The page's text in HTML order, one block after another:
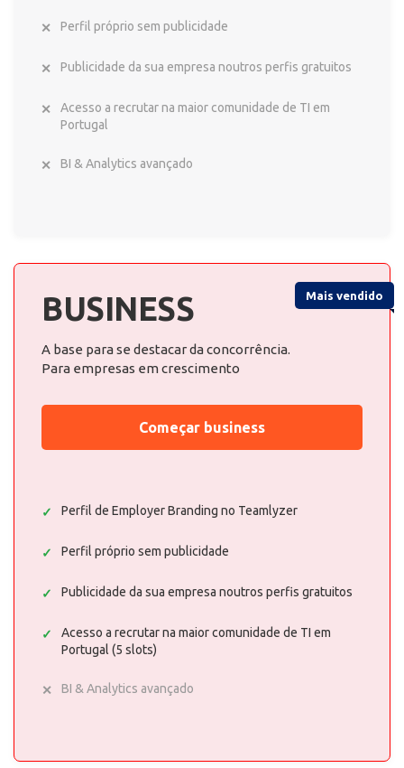
Perfil próprio sem publicidade
Publicidade da sua empresa noutros perfis gratuitos
Acesso a recrutar na maior comunidade de TI em
Portugal
BI & Analytics avançado
Mais vendido
BUSINESS
A base para se destacar da concorrência.
Para empresas em crescimento
Começar business
Perfil de Employer Branding no Teamlyzer
Perfil próprio sem publicidade
Publicidade da sua empresa noutros perfis gratuitos
Acesso a recrutar na maior comunidade de TI em
Portugal (5 slots)
BI & Analytics avançado